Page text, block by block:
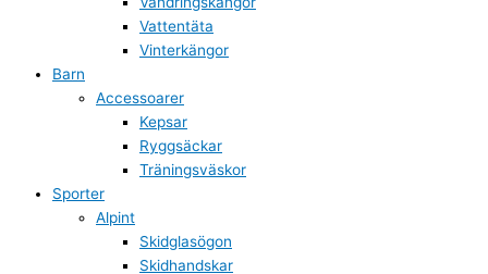
Vattentäta
Vinterkängor
Barn
Accessoarer
Kepsar
Ryggsäckar
Träningsväskor
Sporter
Alpint
Skidglasögon
Skidhandskar